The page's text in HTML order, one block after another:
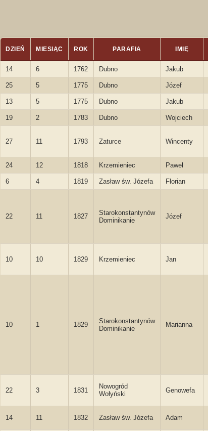
DZIEŃ MIESIĄC ROK PARAFIA IMIĘ
14 6 1762 Dubno Jakub
25 5 1775 Dubno Józef
13 5 1775 Dubno Jakub
19 2 1783 Dubno Wojciech
27 11 1793 Zaturce Wincenty
24 12 1818 Krzemieniec Paweł
6 4 1819 Zasław św. Józefa Florian
22 11 1827
Starokonstantynów
Dominikanie
Józef
10 10 1829 Krzemieniec Jan
10 1 1829
Starokonstantynów
Dominikanie
Marianna
22 3 1831
Nowogród
Wołyński
Genowefa
14 11 1832 Zasław św. Józefa Adam